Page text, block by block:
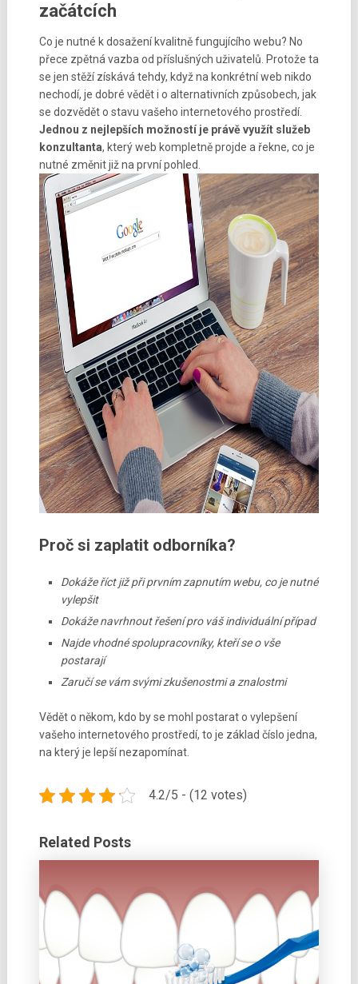
začátcích
Co je nutné k dosažení kvalitně fungujícího webu? No
přece zpětná vazba od příslušných uživatelů. Protože ta
se jen stěží získává tehdy, když na konkrétní web nikdo
nechodí, je dobré vědět i o alternativních způsobech, jak
se dozvědět o stavu vašeho internetového prostředí.
Jednou z nejlepších možností je právě využít služeb
konzultanta, který web kompletně projde a řekne, co je
nutné změnit již na první pohled.
Proč si zaplatit odborníka?
Dokáže říct již při prvním zapnutím webu, co je nutné
vylepšit
Dokáže navrhnout řešení pro váš individuální případ
Najde vhodné spolupracovníky, kteří se o vše
postarají
Zaručí se vám svými zkušenostmi a znalostmi
Vědět o někom, kdo by se mohl postarat o vylepšení
vašeho internetového prostředí, to je základ číslo jedna,
na který je lepší nezapomínat.
4.2/5 - (12 votes)
Related Posts